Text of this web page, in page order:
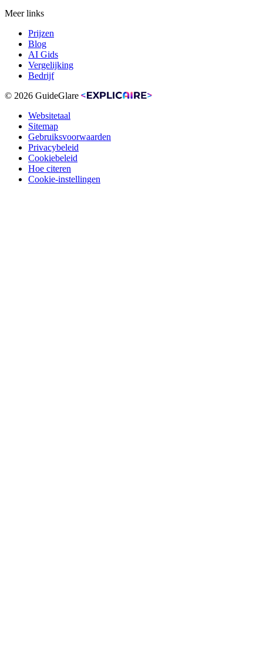
Meer links
Prijzen
Blog
AI Gids
Vergelijking
Bedrijf
© 2026 GuideGlare
Websitetaal
Sitemap
Gebruiksvoorwaarden
Privacybeleid
Cookiebeleid
Hoe citeren
Cookie-instellingen